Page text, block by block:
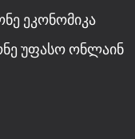
ეკონომიკა
უფასო ონლაინ